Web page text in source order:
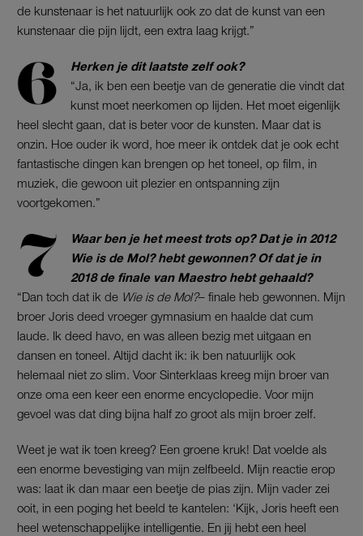
de kunstenaar is het natuurlijk ook zo dat de kunst van een
kunstenaar die pijn lijdt, een extra laag krijgt.”
Herken je dit laatste zelf ook?
“Ja, ik ben een beetje van de generatie die vindt dat
kunst moet neerkomen op lijden. Het moet eigenlijk
heel slecht gaan, dat is beter voor de kunsten. Maar dat is
onzin. Hoe ouder ik word, hoe meer ik ontdek dat je ook echt
fantastische dingen kan brengen op het toneel, op film, in
muziek, die gewoon uit plezier en ontspanning zijn
voortgekomen.”
Waar ben je het meest trots op? Dat je in 2012
Wie is de Mol? hebt gewonnen? Of dat je in
2018 de finale van Maestro hebt gehaald?
“Dan toch dat ik de Wie is de Mol?– finale heb gewonnen. Mijn
broer Joris deed vroeger gymnasium en haalde dat cum
laude. Ik deed havo, en was alleen bezig met uitgaan en
dansen en toneel. Altijd dacht ik: ik ben natuurlijk ook
helemaal niet zo slim. Voor Sinterklaas kreeg mijn broer van
onze oma een keer een enorme encyclopedie. Voor mijn
gevoel was dat ding bijna half zo groot als mijn broer zelf.
Weet je wat ik toen kreeg? Een groene kruk! Dat voelde als
een enorme bevestiging van mijn zelfbeeld. Mijn reactie erop
was: laat ik dan maar een beetje de pias zijn. Mijn vader zei
ooit, in een poging het beeld te kantelen: ‘Kijk, Joris heeft een
heel wetenschappelijke intelligentie. En jij hebt een heel